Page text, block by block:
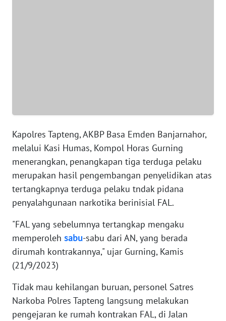
Kapolres Tapteng, AKBP Basa Emden Banjarnahor,
melalui Kasi Humas, Kompol Horas Gurning
menerangkan, penangkapan tiga terduga pelaku
merupakan hasil pengembangan penyelidikan atas
tertangkapnya terduga pelaku tndak pidana
penyalahgunaan narkotika berinisial FAL.
"FAL yang sebelumnya tertangkap mengaku
memperoleh sabu-sabu dari AN, yang berada
dirumah kontrakannya," ujar Gurning, Kamis
(21/9/2023)
Tidak mau kehilangan buruan, personel Satres
Narkoba Polres Tapteng langsung melakukan
pengejaran ke rumah kontrakan FAL, di Jalan
WN
PAPUA
BARAT
WN
RIAU
SERAMBI
WN
JAMBI
WN
SULTRA